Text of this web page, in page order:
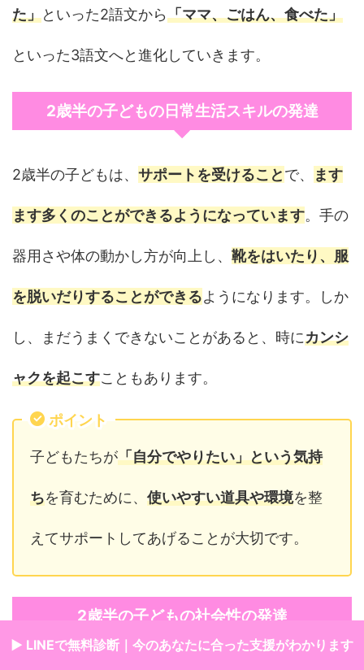
た」といった2語文から「ママ、ごはん、食べた」
といった3語文へと進化していきます。
2歳半の子どもの日常生活スキルの発達
2歳半の子どもは、 サポートを受けることで、 ます
ます多くのことができるようになっています。手の
器用さや体の動かし方が向上し、 靴をはいたり、服
を脱いだりすることができるようになります。しか
し、まだうまくできないことがあると、時にカンシ
ャクを起こすこともあります。
ポイント
子どもたちが「自分でやりたい」という気持
ちを育むために、 使いやすい道具や環境を整
えてサポートしてあげることが大切です。
2歳半の子どもの社会性の発達
▶ LINEで無料診断｜今のあなたに合った支援がわかります